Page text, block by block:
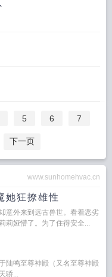
5 6 7
下一页
www.sunhomehvac.cn
她狂撩雄性
意外来到远古兽世。看着恶劣
莉娅懵了。为了住得安全...
陆鸣至尊神殿（又名至尊神殿
骄...